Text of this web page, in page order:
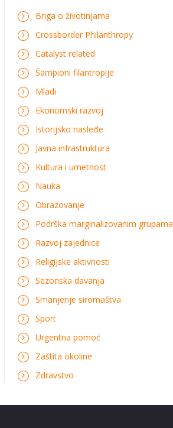
Briga o životinjama
Crossborder Philanthropy
Catalyst related
Šampioni filantropije
Mladi
Ekonomski razvoj
Istorijsko nasleđe
Javna infrastruktura
Kultura i umetnost
Nauka
Obrazovanje
Podrška marginalizovanim grupama
Razvoj zajednice
Religijske aktivnosti
Sezonska davanja
Smanjenje siromaštva
Sport
Urgentna pomoć
Zaštita okoline
Zdravstvo